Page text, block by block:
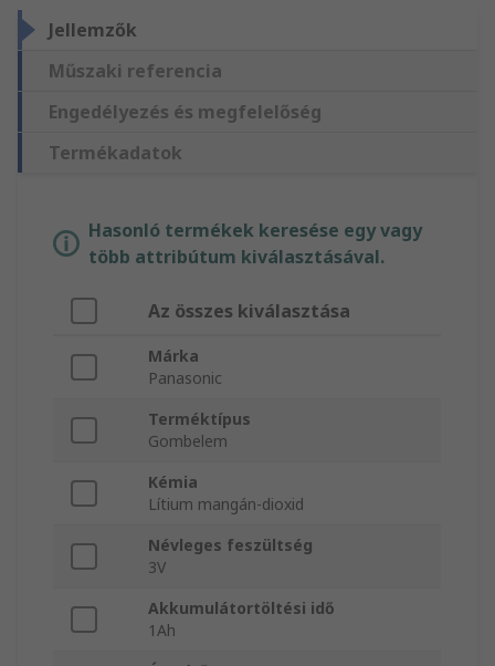
Jellemzők
Műszaki referencia
Engedélyezés és megfelelőség
Termékadatok
Hasonló termékek keresése egy vagy
több attribútum kiválasztásával.
Az összes kiválasztása
Márka
Panasonic
Terméktípus
Gombelem
Kémia
Lítium mangán-dioxid
Névleges feszültség
3V
Akkumulátortöltési idő
1Ah